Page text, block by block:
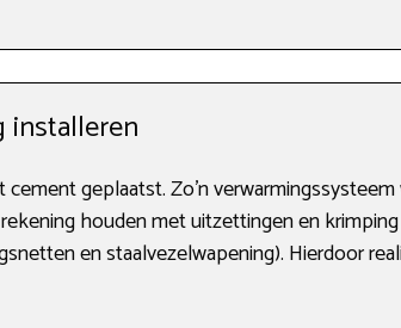
installeren
geplaatst. Zo’n
houden met uitzettingen en
en staalvezelwapening). Hierdoor